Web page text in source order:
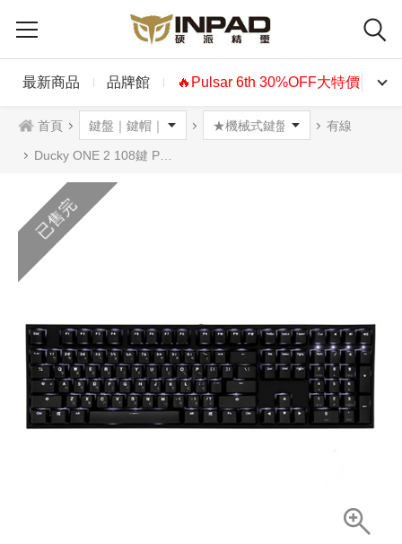
最新商品 品牌館 🔥Pulsar 6th 30%OFF大特價🔥
首頁 有線
Ducky ONE 2 108鍵 PBT二色鍵帽機械式鍵盤 黑白款 中文 英文 白光 5軸可選
已售完